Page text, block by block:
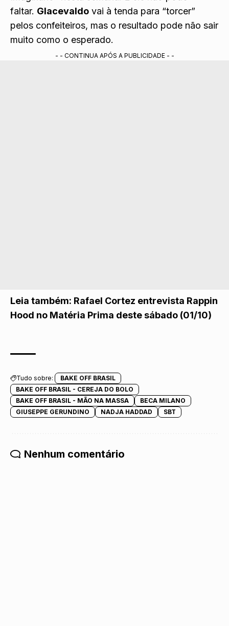
faltar. Glacevaldo vai à tenda para “torcer”
pelos confeiteiros, mas o resultado pode não sair
muito como o esperado.
- - CONTINUA APÓS A PUBLICIDADE - -
Leia também: Rafael Cortez entrevista Rappin
Hood no Matéria Prima deste sábado (01/10)
Tudo sobre:
BAKE OFF BRASIL
BAKE OFF BRASIL - CEREJA DO BOLO
BAKE OFF BRASIL - MÃO NA MASSA
BECA MILANO
GIUSEPPE GERUNDINO
NADJA HADDAD SBT
Nenhum comentário